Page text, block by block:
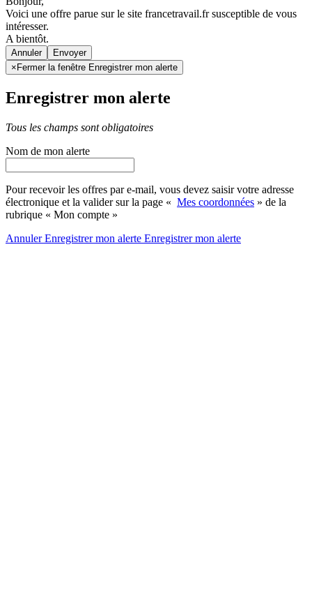
Voici une offre parue sur le site francetravail.fr susceptible de vous
intéresser.
A bientôt.
Annuler
× Fermer la fenêtre Enregistrer mon alerte
Enregistrer mon alerte
Tous les champs sont obligatoires
Nom de mon alerte
Pour recevoir les offres par e-mail, vous devez saisir votre adresse
électronique et la valider sur la page « Mes coordonnées » de la
rubrique « Mon compte »
AnnulerEnregistrer mon alerte Enregistrermon alerte